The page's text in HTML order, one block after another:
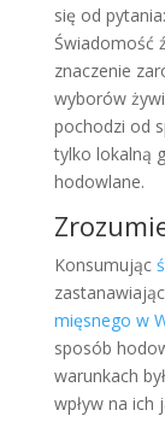
się od
Świadomość
znaczenie
wyborów
pochodzi od
tylko lokalną
hodowlane.
Konsumując
mięsnego w
sposób
warunkach
wpływ na ich